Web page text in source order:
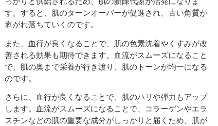
す。すると、肌のターンオーバーが促進され、古い角質が
剥がれ落ちていくのです。
また、血行が良くなることで、肌の色素沈着やくすみが改
善される効果も期待できます。血流がスムーズになること
で、肌の奥まで栄養が行き渡り、肌のトーンが均一になる
のです。
さらに、血行が良くなることで、肌のハリや弾力もアップ
します。血流がスムーズになることで、コラーゲンやエラ
スチンなどの肌の重要な成分がしっかりと届くため、肌が